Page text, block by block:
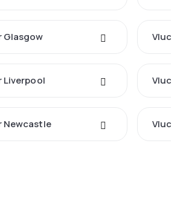
Glasgow
Liverpool
Newcastle